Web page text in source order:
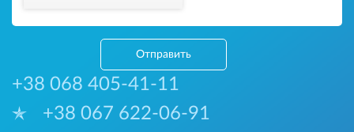
Отправить
+38 068 405-41-11
+38 067 622-06-91